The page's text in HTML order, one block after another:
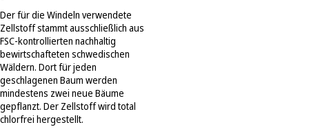
Der für die Windeln verwendete
Zellstoff stammt ausschließlich aus
FSC-kontrollierten nachhaltig
bewirtschafteten schwedischen
Wäldern. Dort für jeden
geschlagenen Baum werden
mindestens zwei neue Bäume
gepflanzt. Der Zellstoff wird total
chlorfrei hergestellt.